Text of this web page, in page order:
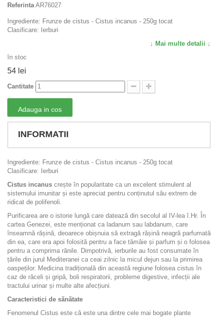
Referinta AR76027
Ingrediente: Frunze de cistus - Cistus incanus - 250g tocat
Clasificare: Ierburi
↓ Mai multe detalii ↓
în stoc
54 lei
Cantitate
Adauga in cos
INFORMATII
Ingrediente: Frunze de cistus - Cistus incanus - 250g tocat
Clasificare: Ierburi
Cistus incanus crește în popularitate ca un excelent stimulent al
sistemului imunitar și este apreciat pentru conținutul său extrem de
ridicat de polifenoli.
Purificarea are o istorie lungă care datează din secolul al IV-lea î.Hr. În
cartea Genezei, este menționat ca ladanum sau labdanum, care
înseamnă rășină, deoarece obișnuia să extragă rășină neagră parfumată
din ea, care era apoi folosită pentru a face tămâie și parfum și o folosea
pentru a comprima rănile. Dimpotrivă, ierburile au fost consumate în
țările din jurul Mediteranei ca ceai zilnic la micul dejun sau la primirea
oaspeților. Medicina tradițională din această regiune folosea cistus în
caz de răceli și gripă, boli respiratorii, probleme digestive, infecții ale
tractului urinar și multe alte afecțiuni.
Caracteristici de sănătate
Fenomenul Cistus este că este una dintre cele mai bogate plante